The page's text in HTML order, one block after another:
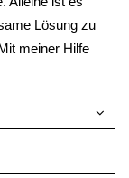
Lösung zu
meiner Hilfe